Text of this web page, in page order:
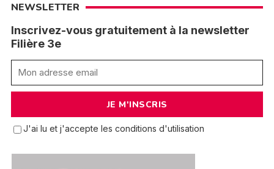
NEWSLETTER
Inscrivez-vous gratuitement à la newsletter
Filière 3e
J'ai lu et j'accepte les conditions d'utilisation